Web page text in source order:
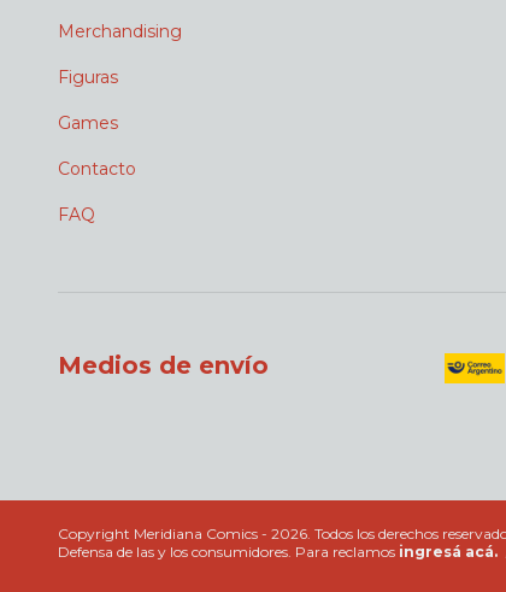
Merchandising
Figuras
Games
Contacto
FAQ
Medios de envío
Copyright Meridiana Comics - 2026. Todos los derechos
Defensa de las y los consumidores. Para reclamos ingresá acá.